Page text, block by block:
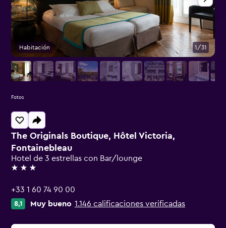
The Originals Boutique, Hôtel Victoria,
Fontainebleau
Hotel de 3 estrellas con Bar/lounge
3 estrellas
+33 1 60 74 90 00
8,1 Muy bueno 1.146 calificaciones verificadas
Habitación 1/31
Fotos